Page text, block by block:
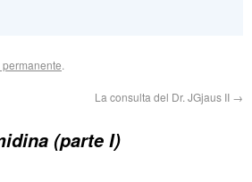
.
La consulta del Dr. JGjaus II →
(parte I)